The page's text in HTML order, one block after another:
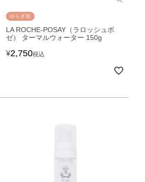
ゆらぎ肌
LA ROCHE-POSAY（ラロッシュポ
ゼ） ターマルウォーター 150g
¥2,750税込